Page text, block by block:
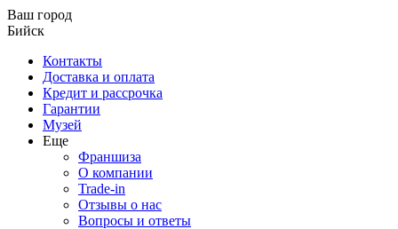
Ваш город
Бийск
Контакты
Доставка и оплата
Кредит и рассрочка
Гарантии
Музей
Еще
Франшиза
О компании
Trade-in
Отзывы о нас
Вопросы и ответы